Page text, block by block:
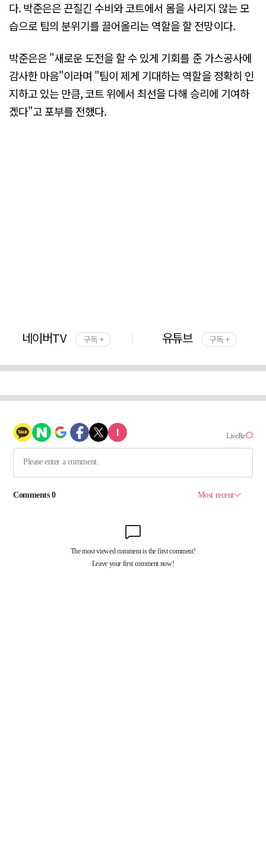
다. 박준은은 끈질긴 수비와 코트에서 몸을 사리지 않는 모
습으로 팀의 분위기를 끌어올리는 역할을 할 전망이다.
박준은은 "새로운 도전을 할 수 있게 기회를 준 가스공사에
감사한 마음"이라며 "팀이 제게 기대하는 역할을 정확히 인
지하고 있는 만큼, 코트 위에서 최선을 다해 승리에 기여하
겠다"고 포부를 전했다.
네이버TV 구독 + 유튜브 구독 +